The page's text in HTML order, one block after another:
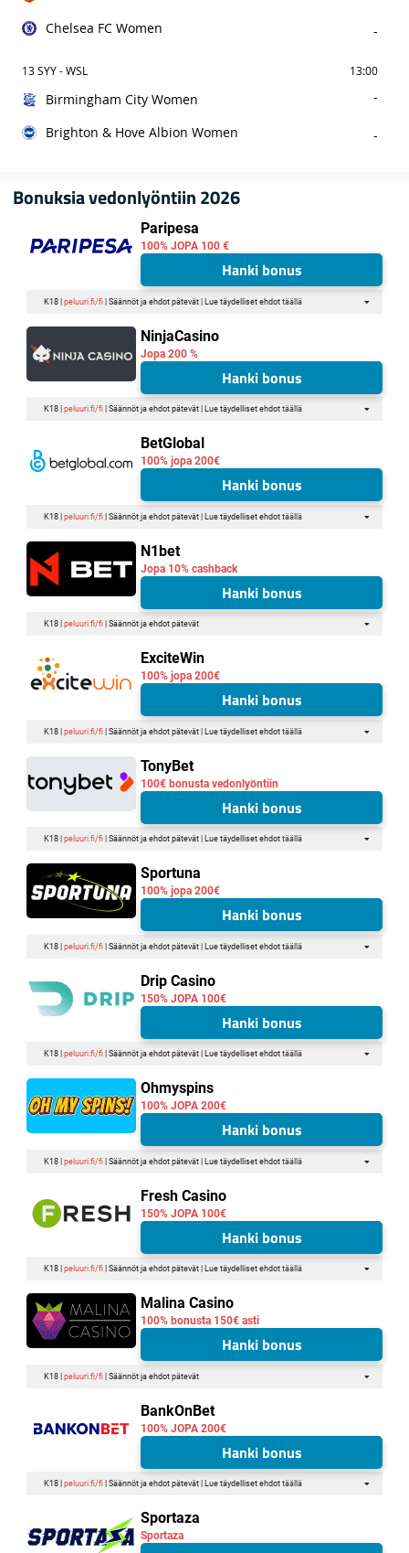
Chelsea FC Women
-
13 SYY - WSL 13:00
Birmingham City Women
Brighton & Hove Albion Women
-
-
Bonuksia vedonlyöntiin 2026
Paripesa
100% JOPA 100 €
Hanki bonus
K18 | peluuri.fi/fi| Säännöt ja ehdot pätevät | Lue täydelliset ehdot täällä
NinjaCasino
Jopa 200 %
Hanki bonus
K18 | peluuri.fi/fi| Säännöt ja ehdot pätevät | Lue täydelliset ehdot täällä
BetGlobal
100% jopa 200€
Hanki bonus
K18 | peluuri.fi/fi| Säännöt ja ehdot pätevät | Lue täydelliset ehdot täällä
N1bet
Jopa 10% cashback
Hanki bonus
K18 | peluuri.fi/fi| Säännöt ja ehdot pätevät
ExciteWin
100% jopa 200€
Hanki bonus
K18 | peluuri.fi/fi| Säännöt ja ehdot pätevät | Lue täydelliset ehdot täällä
TonyBet
100€ bonusta vedonlyöntiin
Hanki bonus
K18 | peluuri.fi/fi| Säännöt ja ehdot pätevät | Lue täydelliset ehdot täällä
Sportuna
100% jopa 200€
Hanki bonus
K18 | peluuri.fi/fi| Säännöt ja ehdot pätevät | Lue täydelliset ehdot täällä
Drip Casino
150% JOPA 100€
Hanki bonus
K18 | peluuri.fi/fi| Säännöt ja ehdot pätevät | Lue täydelliset ehdot täällä
Ohmyspins
100% JOPA 200€
Hanki bonus
K18 | peluuri.fi/fi| Säännöt ja ehdot pätevät | Lue täydelliset ehdot täällä
Fresh Casino
150% JOPA 100€
Hanki bonus
K18 | peluuri.fi/fi| Säännöt ja ehdot pätevät | Lue täydelliset ehdot täällä
Malina Casino
100% bonusta 150€ asti
Hanki bonus
K18 | peluuri.fi/fi| Säännöt ja ehdot pätevät
BankOnBet
100% JOPA 200€
Hanki bonus
K18 | peluuri.fi/fi| Säännöt ja ehdot pätevät | Lue täydelliset ehdot täällä
Sportaza
Sportaza